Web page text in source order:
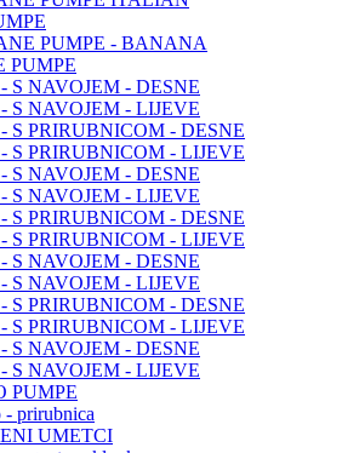
PUMPE - BANANA
PUMPE
S NAVOJEM - DESNE
S NAVOJEM - LIJEVE
S PRIRUBNICOM - DESNE
S PRIRUBNICOM - LIJEVE
S NAVOJEM - DESNE
S NAVOJEM - LIJEVE
S PRIRUBNICOM - DESNE
S PRIRUBNICOM - LIJEVE
S NAVOJEM - DESNE
S NAVOJEM - LIJEVE
S PRIRUBNICOM - DESNE
S PRIRUBNICOM - LIJEVE
S NAVOJEM - DESNE
S NAVOJEM - LIJEVE
PUMPE
- prirubnica
UMETCI